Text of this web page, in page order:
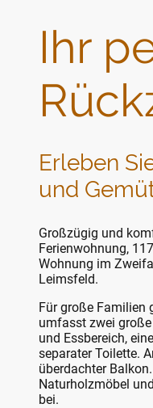
Ihr
Erleben
und
Großzügig und
Ferienwohnung,
Wohnung im
Leimsfeld.
Für große Familien
umfasst zwei
und Essbereich,
separater Toilette.
überdachter
Naturholzmöbel
bei.